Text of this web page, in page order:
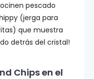
pescado
(jerga para
que muestra
detrás del cristal!
Chips en el